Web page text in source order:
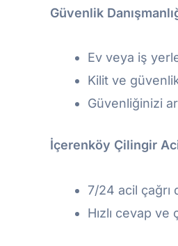
Güvenlik
Ev veya iş
Kilit ve
Güvenliğinizi
İçerenköy Çilingir
7/24 acil çağrı
Hızlı cevap ve